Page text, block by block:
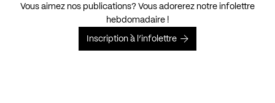
Vous aimez nos publications? Vous adorerez notre infolettre
hebdomadaire !
Inscription à l’infolettre